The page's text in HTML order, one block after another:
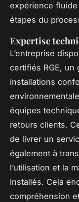
expérience
étapes du
Expertise
L’entreprise
certifiés RGE, un
installations
équipes
retours clients.
de livrer un
également à
l’utilisation et la
installés. Cela
compréhension